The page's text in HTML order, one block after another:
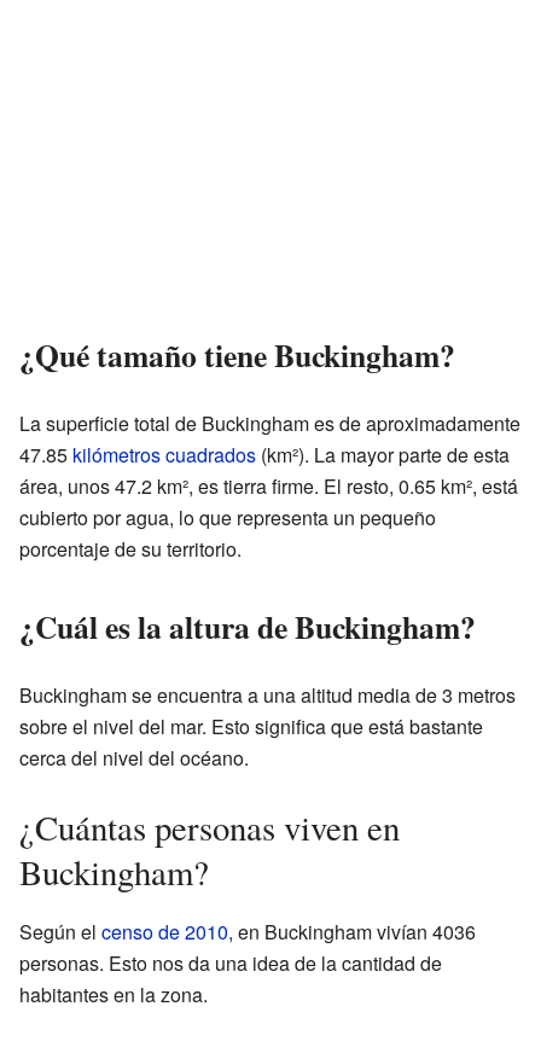
¿Qué tamaño tiene Buckingham?
La superficie total de Buckingham es de aproximadamente
47.85 kilómetros cuadrados (km²). La mayor parte de esta
área, unos 47.2 km², es tierra firme. El resto, 0.65 km², está
cubierto por agua, lo que representa un pequeño
porcentaje de su territorio.
¿Cuál es la altura de Buckingham?
Buckingham se encuentra a una altitud media de 3 metros
sobre el nivel del mar. Esto significa que está bastante
cerca del nivel del océano.
¿Cuántas personas viven en
Buckingham?
Según el censo de 2010, en Buckingham vivían 4036
personas. Esto nos da una idea de la cantidad de
habitantes en la zona.